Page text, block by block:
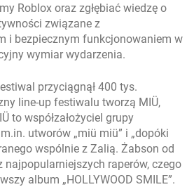
Roblox oraz zgłębiać wiedzę o
związane z
i bezpiecznym funkcjonowaniem w
wymiar wydarzenia.
przyciągnął 400 tys.
line-up festiwalu tworzą MIÜ,
to współzałożyciel grupy
utworów „miü miü” i „dopóki
wspólnie z Zalią. Żabson od
najpopularniejszych raperów, czego
album „HOLLYWOOD SMILE”.